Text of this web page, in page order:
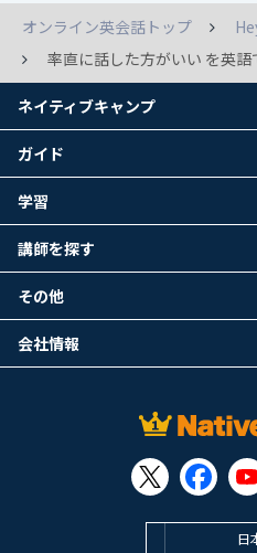
オンライン英会話トップ
率直に話した方がいい を英語
日
ネイティブキャンプ
ガイド
学習
講師を探す
その他
会社情報